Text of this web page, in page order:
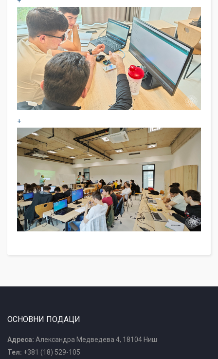
+
ОСНОВНИ ПОДАЦИ
Адреса: Александра Медведева 4, 18104 Ниш
Тел: +381 (18) 529-105